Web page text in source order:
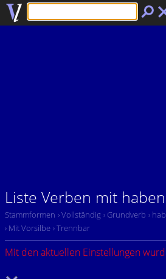
Liste Verben mit haben
Stammformen › Vollständig › Grundverb ›
› Mit Vorsilbe › Trennbar
Mit den aktuellen Einstellungen